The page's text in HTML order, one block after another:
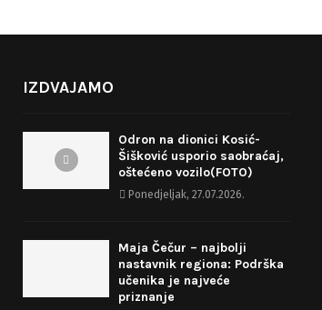
IZDVAJAMO
Odron na dionici Kosić-
Šišković usporio saobraćaj,
oštećeno vozilo(FOTO)
Ponedjeljak, 27.07.2026.
Maja Čečur – najbolji
nastavnik regiona: Podrška
učenika je najveće
priznanje